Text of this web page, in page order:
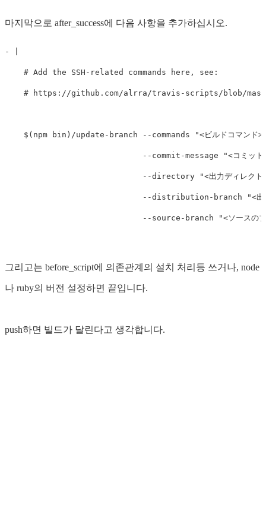
마지막으로 after_success에 다음 사항을 추가하십시오.
-
# Add the SSH-related commands here, see:
# https://github.com/alrra/travis-scripts/blob/
$(npm bin)/update-branch --commands "<ビルドコマンド
--commit-message "<コミ
--directory "<出力ディレク
--distribution-branch "<出
--source-branch "<ソースの
그리고는 before_script에 의존관계의 설치 처리등 쓰거나, node
나 ruby의 버전 설정하면 끝입니다.
push하면 빌드가 달린다고 생각합니다.